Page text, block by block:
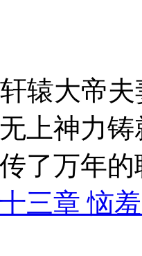
辕大帝夫
上神力
了万年
三章 恼